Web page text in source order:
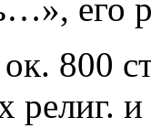
его
800
религ. и